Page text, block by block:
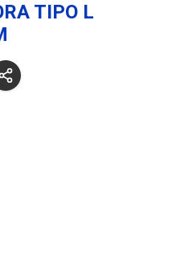
TIPO L